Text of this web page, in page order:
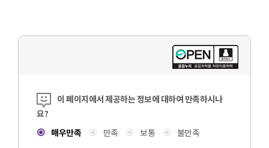
콘텐츠 만족도 조사
이 페이지에서 제공하는 정보에 대하여 만족하시나
요?
매우만족
만족 보통
불만족